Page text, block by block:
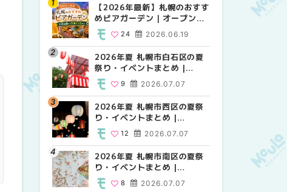
【2026年最新】札幌のおすす
めビアガーデン｜オープン日
順に徹底紹介！大通公園から
穴場テラスまで | MouLa
HOKKAIDO
2026.06.19
24
2026年夏 札幌市白石区の夏
祭り・イベントまとめ |
MouLa HOKKAIDO
2026.07.07
9
2026年夏 札幌市西区の夏祭
り・イベントまとめ |
MouLa HOKKAIDO
2026.07.07
12
2026年夏 札幌市南区の夏祭
り・イベントまとめ |
MouLa HOKKAIDO
2026.07.07
8
【2026年最新】札幌のおすす
めビアガーデン｜オープン日
穴場テラスまで | MouLa
HOKKAIDO
24
2026年夏 札幌市西区の夏祭
り・イベントまとめ |
12
2026年夏 札幌市北区の夏祭
り・イベントまとめ |
9
2026年夏 札幌市手稲区の夏
祭り・イベントまとめ |
10
【2026年最新】札幌のおすす
めビアガーデン｜オープン日
穴場テラスまで | MouLa
HOKKAIDO
24
2026年夏 札幌市北区の夏祭
り・イベントまとめ |
9
2026年夏 札幌市西区の夏祭
り・イベントまとめ |
12
2026年夏 札幌市白石区の夏
祭り・イベントまとめ |
9